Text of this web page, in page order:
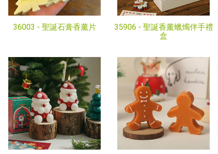
36003 - 聖誕石膏香薰片 35906 - 聖誕香薰蠟燭伴手禮
盒